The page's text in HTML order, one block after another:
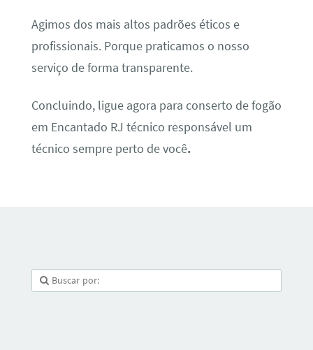
Agimos dos mais altos padrões éticos e
profissionais. Porque praticamos o nosso
serviço de forma transparente.
Concluindo, ligue agora para conserto de fogão
em Encantado RJ técnico responsável um
técnico sempre perto de você.